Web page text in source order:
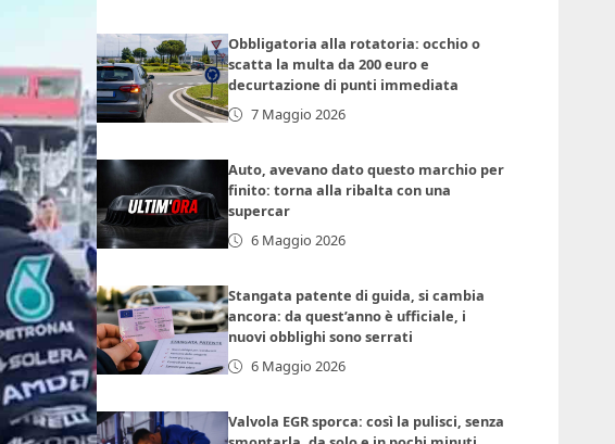
Obbligatoria alla rotatoria: occhio o
scatta la multa da 200 euro e
decurtazione di punti immediata
7 Maggio 2026
Auto, avevano dato questo marchio per
finito: torna alla ribalta con una
supercar
6 Maggio 2026
Stangata patente di guida, si cambia
ancora: da quest’anno è ufficiale, i
nuovi obblighi sono serrati
6 Maggio 2026
Valvola EGR sporca: così la pulisci, senza